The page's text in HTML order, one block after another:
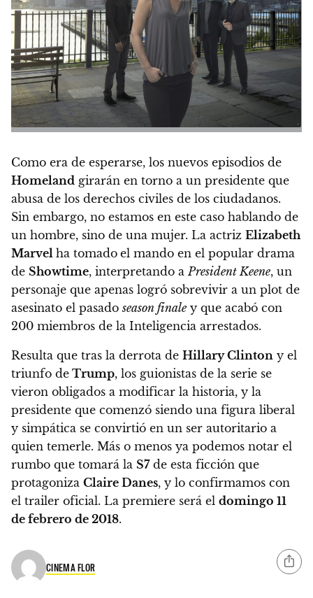
Como era de esperarse, los nuevos episodios de
Homeland girarán en torno a un presidente que
abusa de los derechos civiles de los ciudadanos.
Sin embargo, no estamos en este caso hablando de
un hombre, sino de una mujer. La actriz Elizabeth
Marvel ha tomado el mando en el popular drama
de Showtime, interpretando aPresident Keene, un
personaje que apenas logró sobrevivir a un plot de
asesinato el pasadoseason finale y que acabó con
200 miembros de la Inteligencia arrestados.
Resulta que tras la derrota de Hillary Clinton y el
triunfo de Trump, los guionistas de la serie se
vieron obligados a modificar la historia, y la
presidente que comenzó siendo una figura liberal
y simpática se convirtió en un ser autoritario a
quien temerle. Más o menos ya podemos notar el
rumbo que tomará la S7de esta ficción que
protagoniza Claire Danes, y lo confirmamos con
el trailer oficial. La premiere será el domingo 11
de febrero de 2018.
CINEMA FLOR